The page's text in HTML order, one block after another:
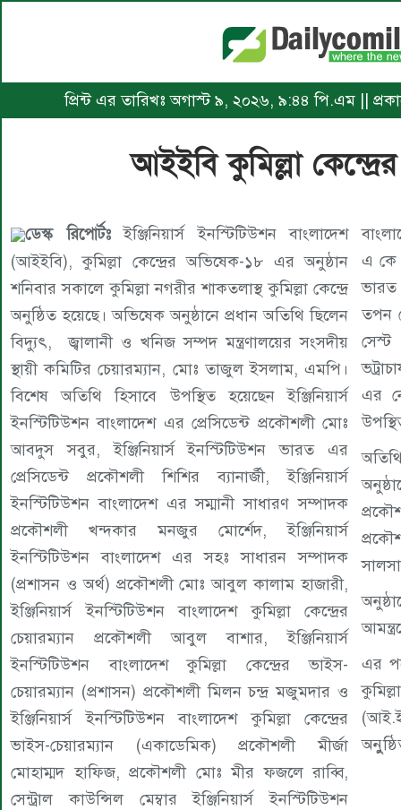
প্রিন্ট এর তারিখঃ অগাস্ট ৯, ২০২৬, ৯:৪৪ পি.এম ||
আইইবি কুমিল্লা
ডেস্ক রিপোর্টঃ ইঞ্জিনিয়ার্স ইনস্টিটিউশন বাংলাদেশ
(আইইবি), কুমিল্লা কেন্দ্রের অভিষেক-১৮ এর অনুষ্ঠান
শনিবার সকালে কুমিল্লা নগরীর শাকতলাস্থ কুমিল্লা কেন্দ্রে
অনুষ্ঠিত হয়েছে। অভিষেক অনুষ্ঠানে প্রধান অতিথি ছিলেন
বিদ্যুৎ, জ্বালানী ও খনিজ সম্পদ মন্ত্রণালয়ের সংসদীয়
স্থায়ী কমিটির চেয়ারম্যান, মোঃ তাজুল ইসলাম, এমপি।
বিশেষ অতিথি হিসাবে উপস্থিত হয়েছেন ইঞ্জিনিয়ার্স
ইনস্টিটিউশন বাংলাদেশ এর প্রেসিডেন্ট প্রকৌশলী মোঃ
আবদুস সবুর, ইঞ্জিনিয়ার্স ইনস্টিটিউশন ভারত এর
প্রেসিডেন্ট প্রকৌশলী শিশির ব্যানার্জী, ইঞ্জিনিয়ার্স
ইনস্টিটিউশন বাংলাদেশ এর সম্মানী সাধারণ সম্পাদক
প্রকৌশলী খন্দকার মনজুর মোর্শেদ, ইঞ্জিনিয়ার্স
ইনস্টিটিউশন বাংলাদেশ এর সহঃ সাধারন সম্পাদক
(প্রশাসন ও অর্থ) প্রকৌশলী মোঃ আবুল কালাম হাজারী,
ইঞ্জিনিয়ার্স ইনস্টিটিউশন বাংলাদেশ কুমিল্লা কেন্দ্রের
চেয়ারম্যান প্রকৌশলী আবুল বাশার, ইঞ্জিনিয়ার্স
ইনস্টিটিউশন বাংলাদেশ কুমিল্লা কেন্দ্রের ভাইস-
চেয়ারম্যান (প্রশাসন) প্রকৌশলী মিলন চন্দ্র মজুমদার ও
ইঞ্জিনিয়ার্স ইনস্টিটিউশন বাংলাদেশ কুমিল্লা কেন্দ্রের
ভাইস-চেয়ারম্যান (একাডেমিক) প্রকৌশলী মীর্জা
মোহাম্মদ হাফিজ, প্রকৌশলী মোঃ মীর ফজলে রাব্বি,
সেন্ট্রাল কাউন্সিল মেম্বার ইঞ্জিনিয়ার্স ইনস্টিটিউশন
বাংলাদেশ কুমিল্লা কেন্দ্রের সাবেক চেয়ারম্যান প্রকৌশলী
এ কে এম আব্দুস সালাম এবং ইঞ্জিনিয়ার্স ইনস্টিটিউশন
ভারত ত্রিপুরা সেস্ট সেন্টার এর চেয়ারম্যান প্রকৌশলী
তপন লোধ এবং ইঞ্জিনিয়ার্স ইনস্টিটিউশন ভারত ত্রিপুরা
সেস্ট সেন্টার এর সম্পানী সম্পাদক প্রকৌশলী তাপস
ভট্রাচায্য ও আগরতলার আইইআই ত্রিপুরা ষ্টেট সেন্টার
এর নেতৃবন্দসহ বৃহত্তর কুমিল্লা অঞ্চলের প্রকৌশলীগন
এর